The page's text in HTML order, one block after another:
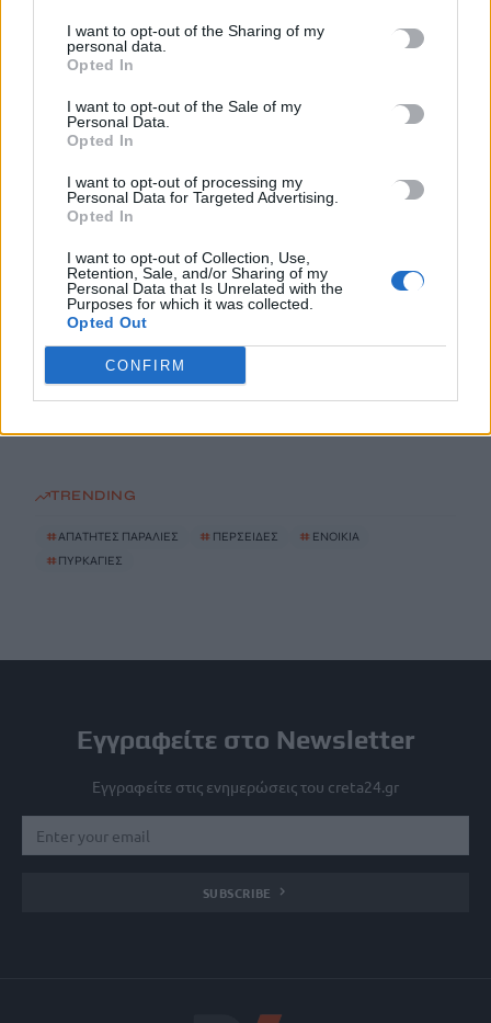
I want to opt-out of the Sharing of my
personal data.
Opted In
I want to opt-out of the Sale of my
Personal Data.
Opted In
I want to opt-out of processing my
Personal Data for Targeted Advertising.
Opted In
I want to opt-out of Collection, Use,
Retention, Sale, and/or Sharing of my
Personal Data that Is Unrelated with the
Purposes for which it was collected.
Opted Out
CONFIRM
Πανεπιστήμιο Κρήτης για το ακαδημαϊκό έτος 2026-2027
8 Αυγούστου, 2026
Άνοια: Ποια είναι τα επαγγέλματα που προστατεύουν τον
8 Αυγούστου, 2026
Η προϋπόθεση
8 Αυγούστου, 2026
Θεατρική αφήγηση «Έρευσεν ύδωρ» στο Δημοτικό Σχολείο
Κεφαλά
TRENDING
#ΑΠΑΤΗΤΕΣ ΠΑΡΑΛΙΕΣ # ΠΕΡΣΕΙΔΕΣ # ΕΝΟΙΚΙΑ
# ΠΥΡΚΑΓΙΕΣ
Εγγραφείτε στο Newsletter
Εγγραφείτε στις ενημερώσεις του creta24.gr
SUBSCRIBE